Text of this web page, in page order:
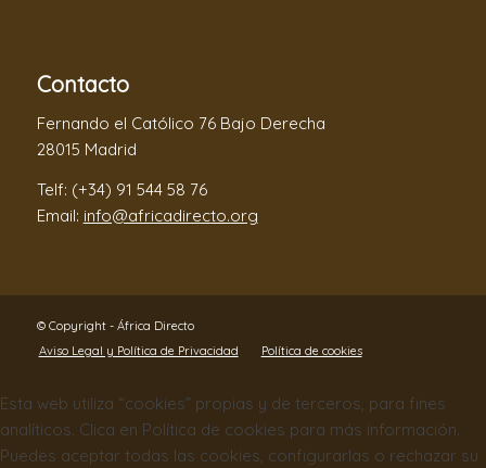
Contacto
Fernando el Católico 76 Bajo Derecha
28015 Madrid
Telf: (+34) 91 544 58 76
Email: info@africadirecto.org
© Copyright - África Directo
Aviso Legal y Política de Privacidad
Política de cookies
Esta web utiliza “cookies” propias y de terceros, para fines
analíticos. Clica en Política de cookies para más información.
Puedes aceptar todas las cookies, configurarlas o rechazar su